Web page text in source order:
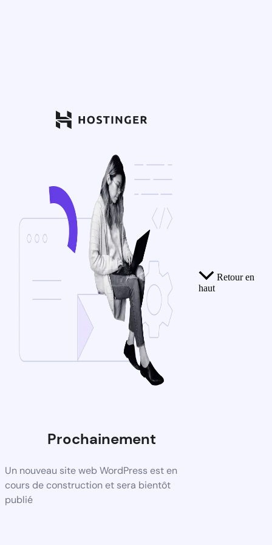
Prochainement
Un nouveau site web WordPress est en
cours de construction et sera bientôt
publié
Retour en
haut